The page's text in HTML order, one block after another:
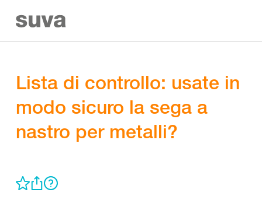
Lista di controllo: usate in
modo sicuro la sega a
nastro per metalli?